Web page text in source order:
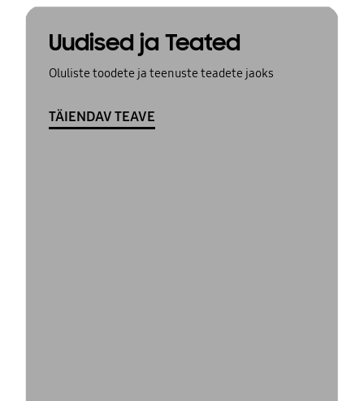
Uudised ja Teated
Oluliste toodete ja teenuste teadete jaoks
TÄIENDAV TEAVE